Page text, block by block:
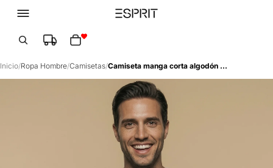
Inicio/Ropa Hombre/Camisetas/ Camiseta manga corta algodón - Gris